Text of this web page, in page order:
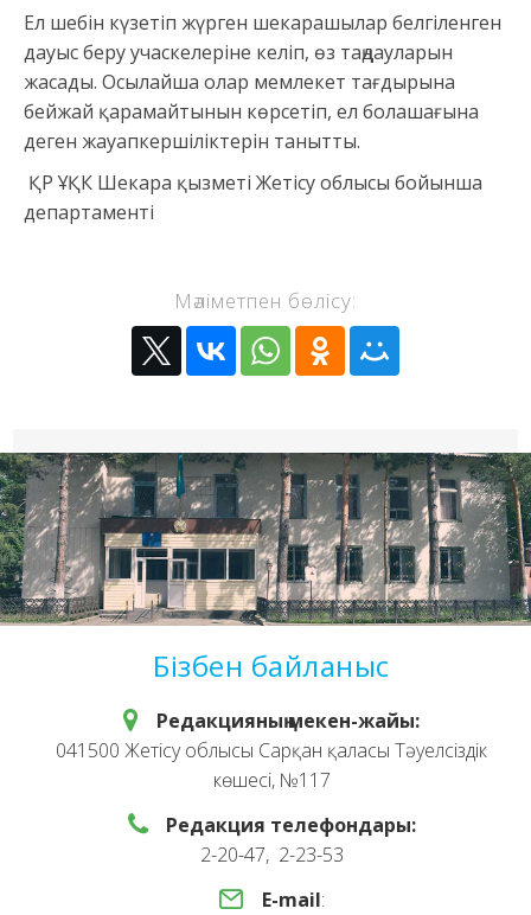
Ел шебін күзетіп жүрген шекарашылар белгіленген
дауыс беру учаскелеріне келіп, өз таңдауларын
жасады. Осылайша олар мемлекет тағдырына
бейжай қарамайтынын көрсетіп, ел болашағына
деген жауапкершіліктерін танытты.
ҚР ҰҚК Шекара қызметі Жетісу облысы бойынша
департаменті
Мәліметпен бөлісу:
Бізбен байланыс
Редакцияның мекен-жайы:
041500 Жетісу облысы Сарқан қаласы Тәуелсіздік
көшесі, №117
Редакция телефондары:
2-20-47, 2-23-53
E-mail: